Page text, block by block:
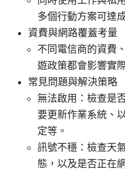
多個行動方案可達
資費與網路覆蓋考量
不同電信商的資費
遊政策都會影響實
常見問題與解決策略
無法啟用：檢查是
要更新作業系統、
定等。
訊號不穩：檢查天
態，以及是否正在